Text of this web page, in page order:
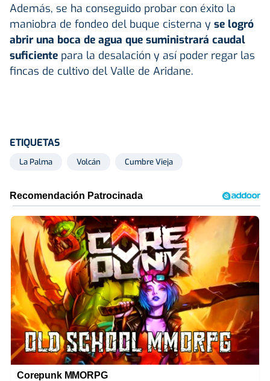
Además, se ha conseguido probar con éxito la
maniobra de fondeo del buque cisterna y se logró
abrir una boca de agua que suministrará caudal
suficiente para la desalación y así poder regar las
fincas de cultivo del Valle de Aridane.
ETIQUETAS
La Palma Volcán Cumbre Vieja
Corepunk MMORPG